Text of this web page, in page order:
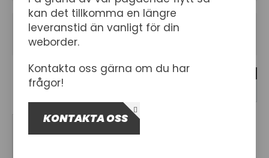
FILTER
kan det tillkomma en längre
leveranstid än vanligt för din
weborder.
Kontakta oss gärna om du har
frågor!
KONTAKTA OSS